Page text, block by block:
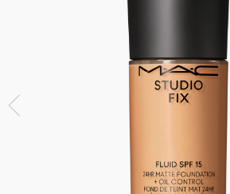
ALLE GESICHTSPRODUKTE SHOPPEN
ALLE AUGENPRODUKTE SHOPPEN
ALLE PINSEL KAUFEN